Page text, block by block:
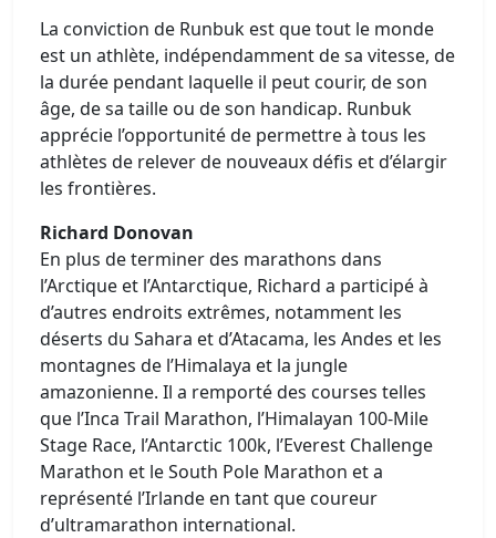
La conviction de Runbuk est que tout le monde
est un athlète, indépendamment de sa vitesse, de
la durée pendant laquelle il peut courir, de son
âge, de sa taille ou de son handicap. Runbuk
apprécie l’opportunité de permettre à tous les
athlètes de relever de nouveaux défis et d’élargir
les frontières.
Richard Donovan
En plus de terminer des marathons dans
l’Arctique et l’Antarctique, Richard a participé à
d’autres endroits extrêmes, notamment les
déserts du Sahara et d’Atacama, les Andes et les
montagnes de l’Himalaya et la jungle
amazonienne. Il a remporté des courses telles
que l’Inca Trail Marathon, l’Himalayan 100-Mile
Stage Race, l’Antarctic 100k, l’Everest Challenge
Marathon et le South Pole Marathon et a
représenté l’Irlande en tant que coureur
d’ultramarathon international.